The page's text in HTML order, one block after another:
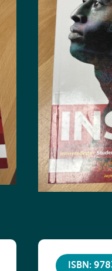
ISBN: